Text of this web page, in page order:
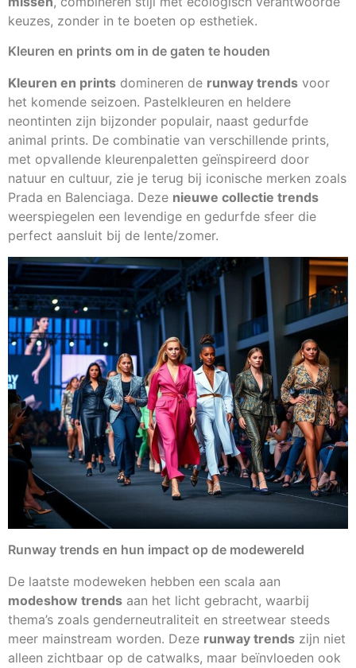
keuzes, zonder in te boeten op esthetiek.
Kleuren en prints om in de gaten te houden
Kleuren en prints domineren de runway trends voor
het komende seizoen. Pastelkleuren en heldere
neontinten zijn bijzonder populair, naast gedurfde
animal prints. De combinatie van verschillende prints,
met opvallende kleurenpaletten geïnspireerd door
natuur en cultuur, zie je terug bij iconische merken zoals
Prada en Balenciaga. Deze nieuwe collectie trends
weerspiegelen een levendige en gedurfde sfeer die
perfect aansluit bij de lente/zomer.
Runway trends en hun impact op de modewereld
De laatste modeweken hebben een scala aan
modeshow trends aan het licht gebracht, waarbij
thema’s zoals genderneutraliteit en streetwear steeds
meer mainstream worden. Deze runway trends zijn niet
alleen zichtbaar op de catwalks, maar beïnvloeden ook